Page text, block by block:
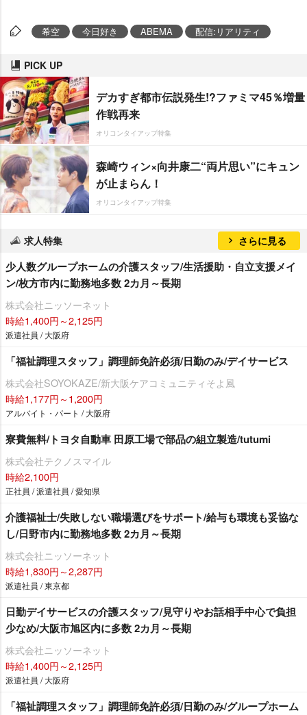
希空 今日好き ABEMA 配信:リアリティ
PICK UP
デカすぎ都市伝説発生!?ファミマ45％増量
作戦再来
オリコンタイアップ特集
森崎ウィン×向井康二“両片思い”にキュン
が止まらん！
オリコンタイアップ特集
求人特集 さらに見る
少人数グループホームの介護スタッフ/生活援助・自立支援メイ
ン/枚方市内に勤務地多数 2カ月～長期
株式会社ニッソーネット
時給1,400円～2,125円
派遣社員 / 大阪府
「福祉調理スタッフ」調理師免許必須/日勤のみ/デイサービス
株式会社SOYOKAZE/新大阪ケアコミュニティそよ風
時給1,177円～1,200円
アルバイト・パート / 大阪府
寮費無料/トヨタ自動車 田原工場で部品の組立製造/tutumi
株式会社テクノスマイル
時給2,100円
正社員 / 派遣社員 / 愛知県
介護福祉士/失敗しない職場選びをサポート/給与も環境も妥協な
し/日野市内に勤務地多数 2カ月～長期
株式会社ニッソーネット
時給1,830円～2,287円
派遣社員 / 東京都
日勤デイサービスの介護スタッフ/見守りやお話相手中心で負担
少なめ/大阪市旭区内に多数 2カ月～長期
株式会社ニッソーネット
時給1,400円～2,125円
派遣社員 / 大阪府
「福祉調理スタッフ」調理師免許必須/日勤のみ/グループホーム